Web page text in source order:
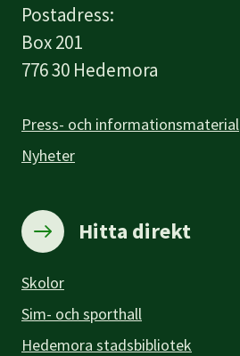
Postadress:
Box 201
776 30 Hedemora
Press- och informationsmaterial
Nyheter
Hitta direkt
Skolor
Sim- och sporthall
Hedemora stadsbibliotek